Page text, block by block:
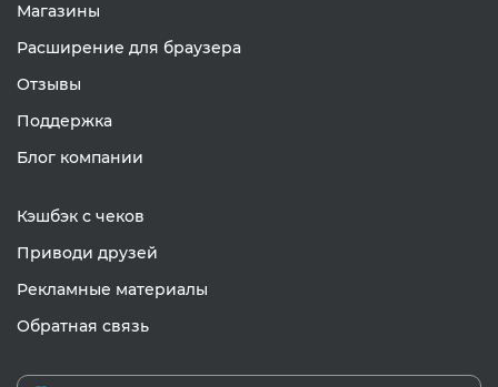
Магазины
Расширение для браузера
Отзывы
Поддержка
Блог компании
Кэшбэк с чеков
Приводи друзей
Рекламные материалы
Обратная связь